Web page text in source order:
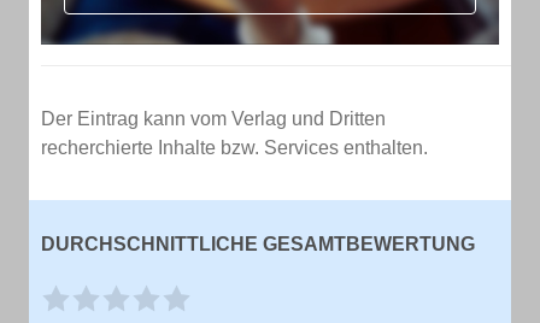
Der Eintrag kann vom Verlag und Dritten
recherchierte Inhalte bzw. Services enthalten.
DURCHSCHNITTLICHE GESAMTBEWERTUNG